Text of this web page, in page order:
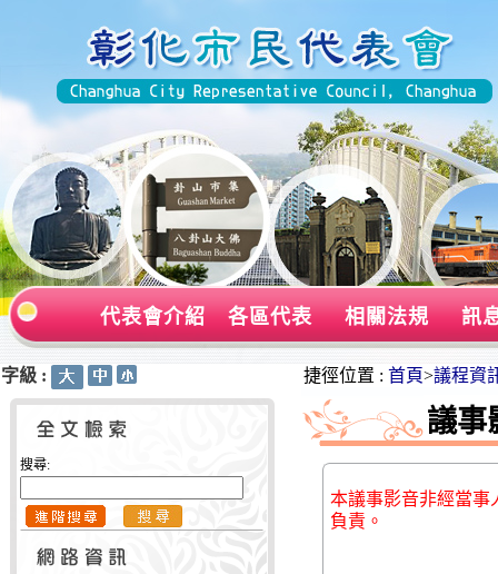
代表會介紹 各區代表 相關法規 訊
字級 :
搜尋:
捷徑位置 : 首頁>議程資
議事
本議事影音非經當事
負責。